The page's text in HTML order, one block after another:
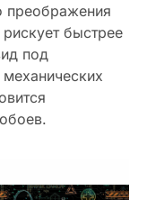
преображения
быстрее
под